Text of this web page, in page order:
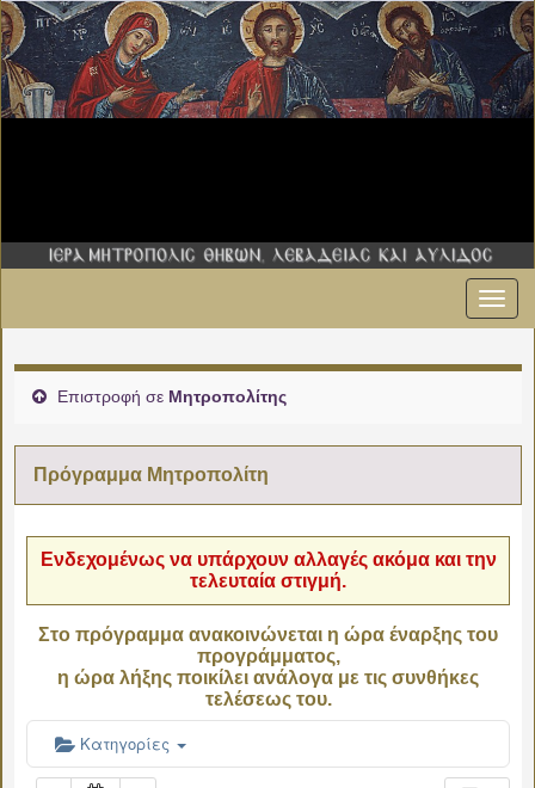
Επιστροφή σε Μητροπολίτης
Πρόγραμμα Μητροπολίτη
Ενδεχομένως να υπάρχουν αλλαγές ακόμα και την
τελευταία στιγμή.
Στο πρόγραμμα ανακοινώνεται η ώρα έναρξης του
προγράμματος,
η ώρα λήξης ποικίλει ανάλογα με τις συνθήκες
τελέσεως του.
Κατηγορίες
02:00
06:00